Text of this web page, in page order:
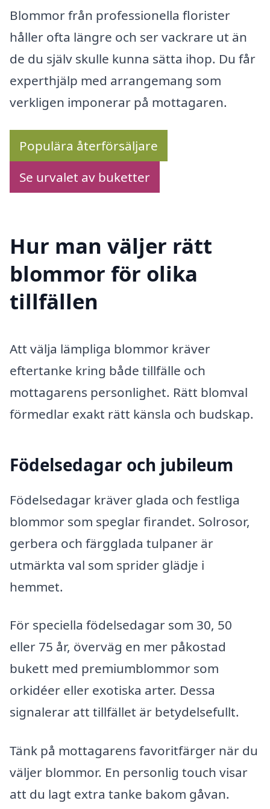
Blommor från professionella florister
håller ofta längre och ser vackrare ut än
de du själv skulle kunna sätta ihop. Du får
experthjälp med arrangemang som
verkligen imponerar på mottagaren.
Populära återförsäljare
Se urvalet av buketter
Hur man väljer rätt
blommor för olika
tillfällen
Att välja lämpliga blommor kräver
eftertanke kring både tillfälle och
mottagarens personlighet. Rätt blomval
förmedlar exakt rätt känsla och budskap.
Födelsedagar och jubileum
Födelsedagar kräver glada och festliga
blommor som speglar firandet. Solrosor,
gerbera och färgglada tulpaner är
utmärkta val som sprider glädje i
hemmet.
För speciella födelsedagar som 30, 50
eller 75 år, överväg en mer påkostad
bukett med premiumblommor som
orkidéer eller exotiska arter. Dessa
signalerar att tillfället är betydelsefullt.
Tänk på mottagarens favoritfärger när du
väljer blommor. En personlig touch visar
att du lagt extra tanke bakom gåvan.